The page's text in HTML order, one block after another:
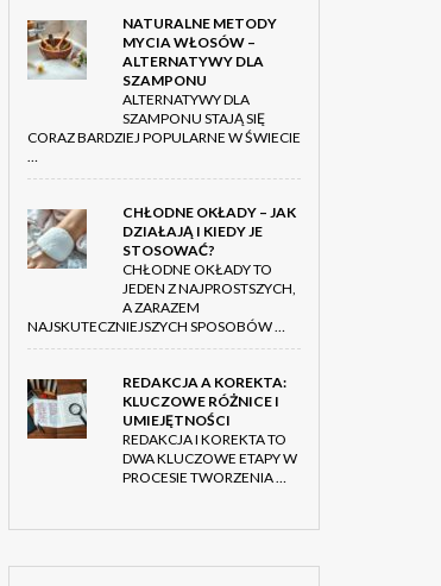
NATURALNE METODY
MYCIA WŁOSÓW –
ALTERNATYWY DLA
SZAMPONU
ALTERNATYWY DLA
SZAMPONU STAJĄ SIĘ
CORAZ BARDZIEJ POPULARNE W ŚWIECIE
…
CHŁODNE OKŁADY – JAK
DZIAŁAJĄ I KIEDY JE
STOSOWAĆ?
CHŁODNE OKŁADY TO
JEDEN Z NAJPROSTSZYCH,
A ZARAZEM
NAJSKUTECZNIEJSZYCH SPOSOBÓW …
REDAKCJA A KOREKTA:
KLUCZOWE RÓŻNICE I
UMIEJĘTNOŚCI
REDAKCJA I KOREKTA TO
DWA KLUCZOWE ETAPY W
PROCESIE TWORZENIA …